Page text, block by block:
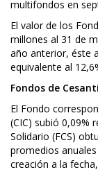
multifondos en
El valor de los
millones al 31 de
año anterior, éste
equivalente al
Fondos de
El Fondo
(CIC) subió 0,09%
Solidario (FCS)
promedios
creación a la